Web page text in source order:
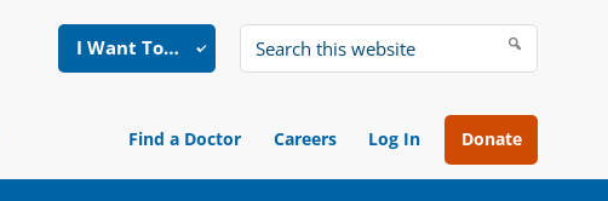
I Want To…
Search
website
Find a Doctor Careers Log In Donate